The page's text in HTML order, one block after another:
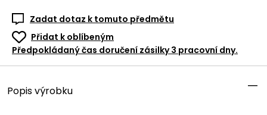
Zadat dotaz k tomuto předmětu
Přidat k oblíbeným
Předpokládaný čas doručení zásilky 3 pracovní dny.
Popis výrobku